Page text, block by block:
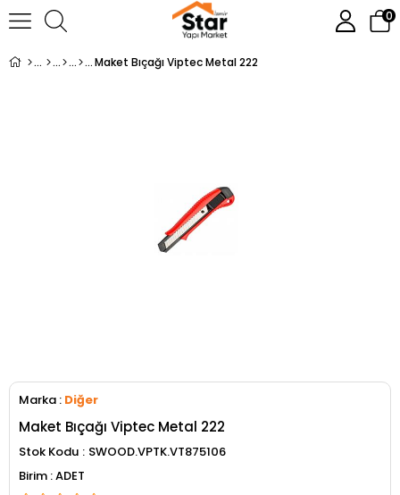
0
Maket Bıçağı Viptec Metal 222
Marka : Diğer
Maket Bıçağı Viptec Metal 222
Stok Kodu
SWOOD.VPTK.VT875106
ADET